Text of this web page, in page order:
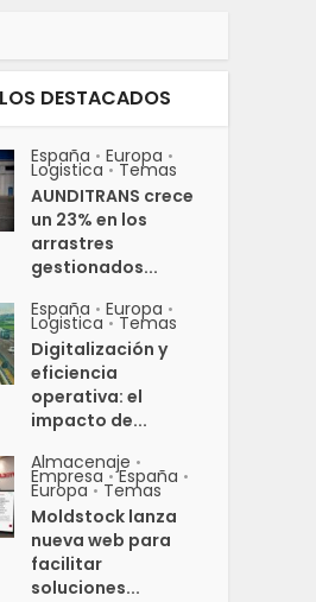
DESTACADOS
España • Europa •
Logistica • Temas
AUNDITRANS crece
un 23% en los
arrastres
gestionados...
España • Europa •
Logistica • Temas
Digitalización y
eficiencia
operativa: el
impacto de...
Almacenaje •
Empresa • España •
Europa • Temas
Moldstock lanza
nueva web para
facilitar
soluciones...